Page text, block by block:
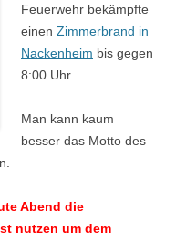
Feuerwehr bekämpfte
einen Zimmerbrand in
Nackenheim bis gegen
8:00 Uhr.
Man kann kaum
besser das Motto des
Abend die
nutzen um dem